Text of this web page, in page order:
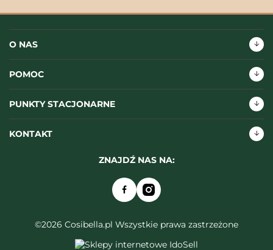
O NAS
POMOC
PUNKTY STACJONARNE
KONTAKT
ZNAJDŹ NAS NA:
©2026 Cosibella.pl Wszystkie prawa zastrzeżone